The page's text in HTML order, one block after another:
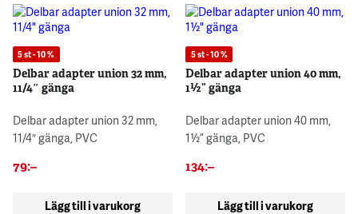
5 st - 10 %
Delbar adapter union 32 mm,
11/4″ gänga
Delbar adapter union 32 mm,
11/4″ gänga, PVC
79:–
Lägg till i varukorg
5 st - 10 %
Delbar adapter union 40 mm,
1½” gänga
Delbar adapter union 40 mm,
1½” gänga, PVC
134:–
Lägg till i varukorg